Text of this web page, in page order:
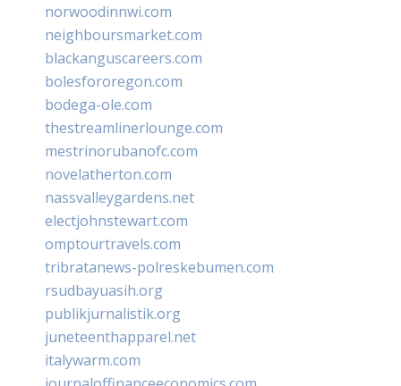
norwoodinnwi.com
neighboursmarket.com
blackanguscareers.com
bolesfororegon.com
bodega-ole.com
thestreamlinerlounge.com
mestrinorubanofc.com
novelatherton.com
nassvalleygardens.net
electjohnstewart.com
omptourtravels.com
tribratanews-polreskebumen.com
rsudbayuasih.org
publikjurnalistik.org
juneteenthapparel.net
italywarm.com